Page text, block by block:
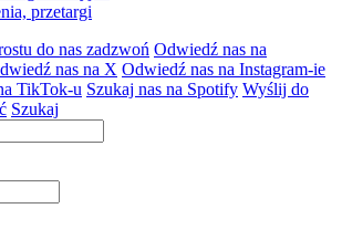
przetargi
do nas zadzwoń Odwiedź nas na
nas na X Odwiedź nas na Instagram-ie
TikTok-u Szukaj nas na Spotify Wyślij do
Szukaj